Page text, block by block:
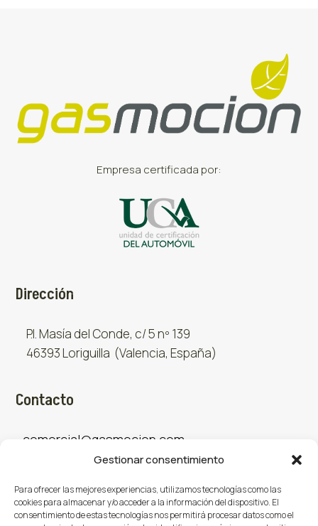
Gestionar consentimiento
Para ofrecer las mejores experiencias, utilizamos tecnologías como las
cookies para almacenar y/o acceder a la información del dispositivo. El
consentimiento de estas tecnologías nos permitirá procesar datos como el
Empresa certificada por:
Dirección
P.I. Masía del Conde, c/ 5 nº 139
46393 Loriguilla (Valencia, España)
Contacto
comercial@gasmocion.com